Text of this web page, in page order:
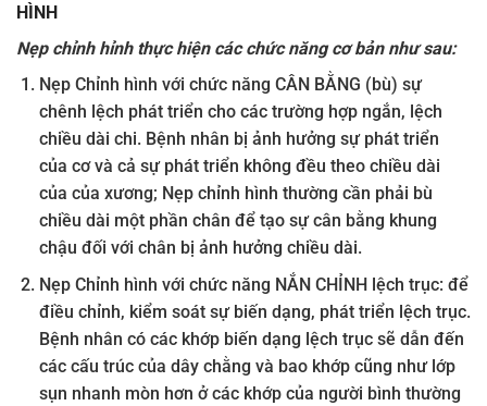
HÌNH
Nẹp chỉnh hỉnh thực hiệncác chức năng cơ bản như sau:
Nẹp Chỉnh hình với chức năng CÂN BẰNG (bù) sự
chênh lệch phát triển cho các trường hợp ngắn, lệch
chiều dài chi. Bệnh nhân bị ảnh hưởng sự phát triển
của cơ và cả sự phát triển không đều theo chiều dài
của của xương; Nẹp chỉnh hình thường cần phải bù
chiều dài một phần chân để tạo sự cân bằng khung
chậu đối với chân bị ảnh hưởng chiều dài.
Nẹp Chỉnh hình với chức năng NẮN CHỈNH lệch trục: để
điều chỉnh, kiểm soát sự biến dạng, phát triển lệch trục.
Bệnh nhân có các khớp biến dạng lệch trục sẽ dẫn đến
các cấu trúc của dây chằng và bao khớp cũng như lớp
sụn nhanh mòn hơn ở các khớp của người bình thường